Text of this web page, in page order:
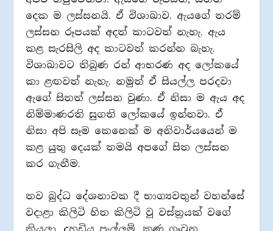
දෙක ම ලස්සනයි. ඒ විශාඛාව. ඇයගේ තරම්
ලස්සන රූපයක් අදත් කාටවත් නැහැ. ඇය
කළ සැරසිලි අද කාටවත් කරන්න බැහැ.
විශාඛාවට තිබුණ රන් ආභරණ අද ලෝකයේ
කා ළඟවත් නැහැ. නමුත් ඒ සියල්ල පරදවා
ඇගේ සිතත් ලස්සන වුණා. ඒ නිසා ම ඇය අද
නිම්මාණරති සුගති ලෝකයේ ඉන්නවා. ඒ
නිසා අපි සෑම කෙනෙක් ම අනිවාර්යයෙන් ම
කළ යුතු දෙයක් තමයි අපගේ සිත ලස්සන
කර ගැනීම.
තව බුද්ධ දේශනාවක දී භාග්‍යවතුන් වහන්සේ
වදාළා කිලිටි හිත කිලිටි වූ වස්ත්‍රයක් වගේ